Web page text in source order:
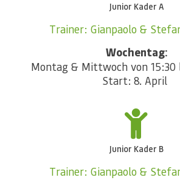
Junior Kader A
Trainer: Gianpaolo &
Wochentag:
Montag & Mittwoch von 15:30
Start: 8. April
Junior Kader B
Trainer: Gianpaolo &